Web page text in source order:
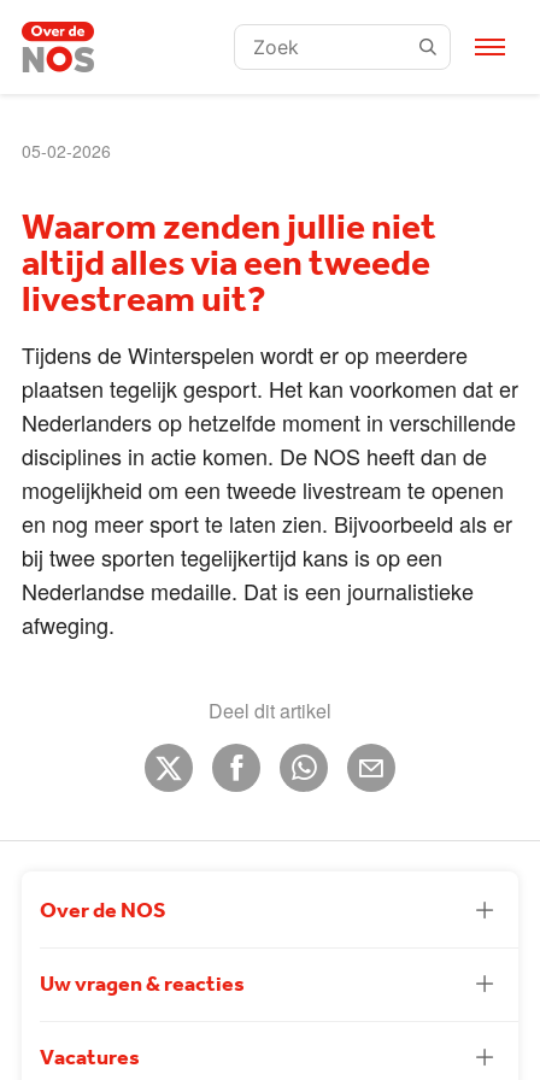
Zoeken:
05-02-2026
Waarom zenden jullie niet
altijd alles via een tweede
livestream uit?
Tijdens de Winterspelen wordt er op meerdere
plaatsen tegelijk gesport. Het kan voorkomen dat er
Nederlanders op hetzelfde moment in verschillende
disciplines in actie komen. De NOS heeft dan de
mogelijkheid om een tweede livestream te openen
en nog meer sport te laten zien. Bijvoorbeeld als er
bij twee sporten tegelijkertijd kans is op een
Nederlandse medaille. Dat is een journalistieke
afweging.
Deel dit artikel
Over de NOS
Uw vragen & reacties
Vacatures